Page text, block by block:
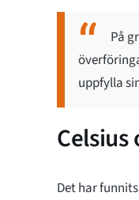
På
uppfylla
Det har